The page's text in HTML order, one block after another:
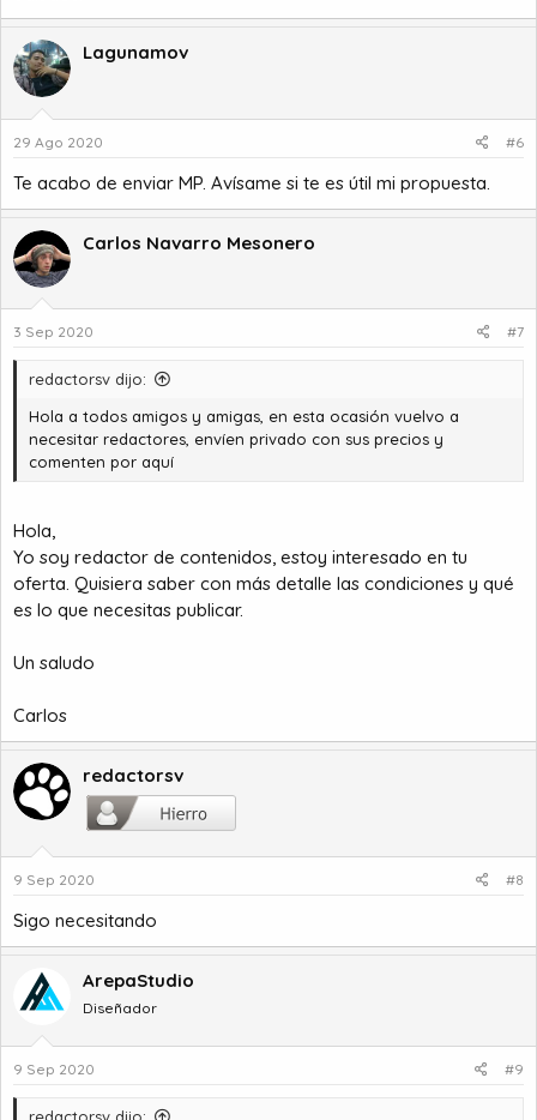
Lagunamov
29 Ago 2020 #6
Te acabo de enviar MP. Avísame si te es útil mi propuesta.
Carlos Navarro Mesonero
3 Sep 2020 #7
redactorsv dijo:
Hola a todos amigos y amigas, en esta ocasión vuelvo a
necesitar redactores, envíen privado con sus precios y
comenten por aquí
Hola,
Yo soy redactor de contenidos, estoy interesado en tu
oferta. Quisiera saber con más detalle las condiciones y qué
es lo que necesitas publicar.
Un saludo
Carlos
redactorsv
9 Sep 2020 #8
Sigo necesitando
ArepaStudio
Diseñador
9 Sep 2020 #9